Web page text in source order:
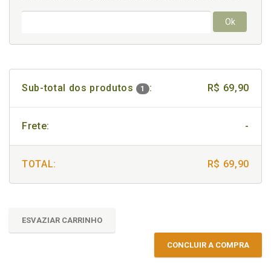
Ok
Sub-total dos produtos 1 : R$ 69,90
Frete: -
TOTAL: R$ 69,90
ESVAZIAR CARRINHO
CONCLUIR A COMPRA